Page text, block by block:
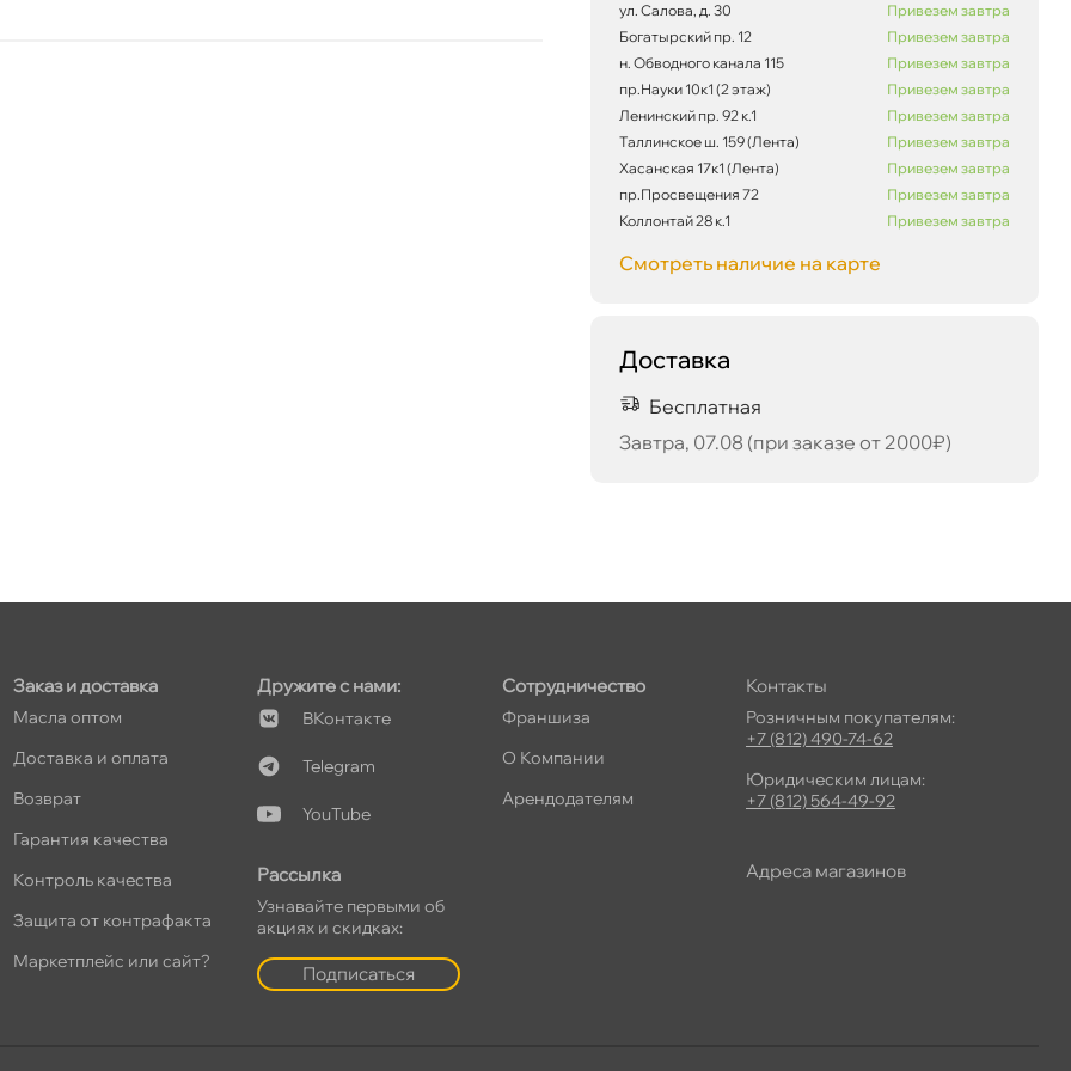
ул. Салова, д. 30
Привезем завтра
Богатырский пр. 12
Привезем завтра
н. Обводного канала 115
Привезем завтра
пр.Науки 10к1 (2 этаж)
Привезем завтра
Ленинский пр. 92 к.1
Привезем завтра
Таллинское ш. 159 (Лента)
Привезем завтра
Хасанская 17к1 (Лента)
Привезем завтра
пр.Просвещения 72
Привезем завтра
Коллонтай 28 к.1
Привезем завтра
Смотреть наличие на карте
Доставка
Бесплатная
Завтра, 07.08 (при заказе от 2000₽)
Заказ и доставка
Масла оптом
Доставка и оплата
озврат
Гарантия качества
Контроль качества
Защита от контрафакта
Маркетплейс или сайт?
Дружите с нами:
Контакте
Telegram
YouTube
Рассылка
Узнавайте первыми о
акциях и скидках:
Подписаться
Сотрудничество
Франшиза
О Компании
Арендодателям
Контакты
Розничным покупателям:
+7 (812) 490-74-62
Юридическим лицам:
+7 (812) 564-49-92
Адреса магазино